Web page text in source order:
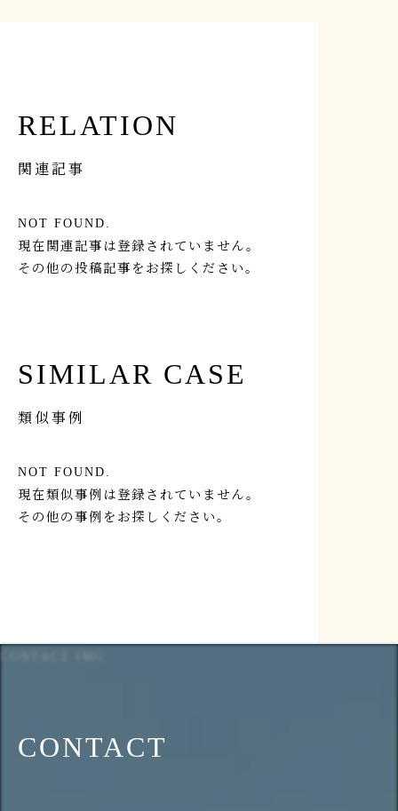
RELATION
関連記事
NOT FOUND.
現在関連記事は登録されていません。
その他の投稿記事をお探しください。
SIMILAR CASE
類似事例
NOT FOUND.
現在類似事例は登録されていません。
その他の事例をお探しください。
CONTACT